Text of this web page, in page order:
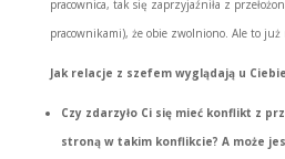
pracownica, tak się zaprzyjaźniła z
pracownikami), że obie zwolniono. Ale to
Jak relacje z szefem wyglądają u
Czy zdarzyło Ci się mieć konflikt z
stroną w takim konflikcie? A może